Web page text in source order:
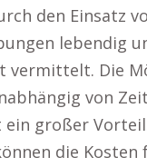
den Einsatz
lebendig
vermittelt. Die
von
ein großer
die Kosten